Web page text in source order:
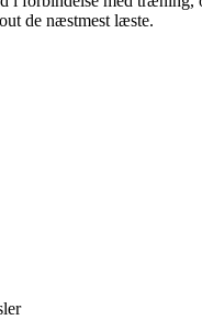
de næstmest læste.